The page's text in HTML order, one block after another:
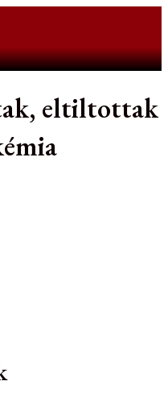
eltiltottak